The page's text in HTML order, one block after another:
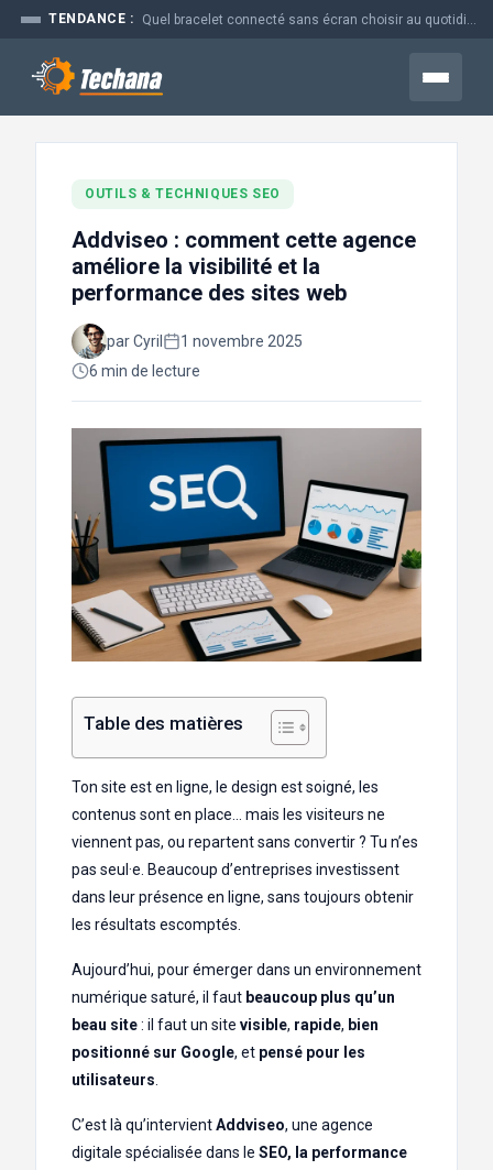
Aller
contenu
TENDANCE :
Menu
OUTILS & TECHNIQUES SEO
Addviseo : comment cette agence
améliore la visibilité et la
performance des sites web
par Cyril
1 novembre 2025
6 min de lecture
Table des matières
Ton site est en ligne, le design est soigné, les
contenus sont en place… mais les visiteurs ne
viennent pas, ou repartent sans convertir ? Tu n’es
pas seul·e. Beaucoup d’entreprises investissent
dans leur présence en ligne, sans toujours obtenir
les résultats escomptés.
Aujourd’hui, pour émerger dans un environnement
numérique saturé, il faut beaucoup plus qu’un
beau site: il faut un site visible, rapide, bien
positionné sur Google, et pensé pour les
utilisateurs
C’est là qu’intervientAddviseo, une agence
digitale spécialisée dans le SEO, la performance